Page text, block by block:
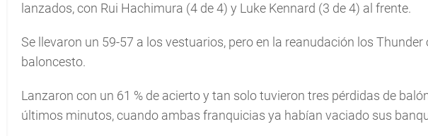
lanzados, con Rui Hachimura (4 de 4) y Luke Kennard (3 de 4) al frente.
Se llevaron un 59-57 a los vestuarios, pero en la reanudación los
baloncesto.
Lanzaron con un 61 % de acierto y tan solo tuvieron tres pérdidas de
últimos minutos, cuando ambas franquicias ya habían vaciado sus